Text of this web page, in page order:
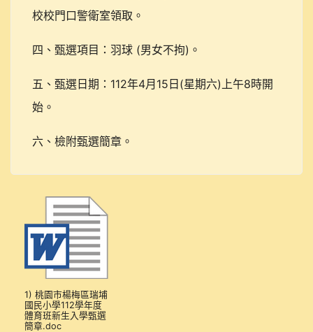
校校門口警衛室領取。
四、甄選項目：羽球 (男女不拘) 。
五、甄選日期： 112年4月 15 日 (星期六) 上午8時開
始。
六、檢附甄選簡章。
1) 桃園市楊梅區瑞埔
國民小學112學年度
體育班新生入學甄選
簡章.doc